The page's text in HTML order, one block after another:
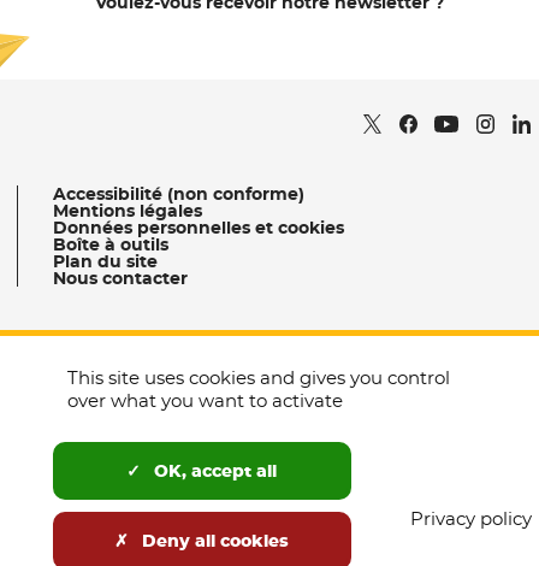
Retrouvez nous sur
- Nouvelle fenêtre
Retrouvez
- Nouvelle
Retrouvez
- -
Accessibilité (non conforme)
Mentions légales
Données personnelles et cookies
Boîte à outils
Plan du site
Nous contacter
Agence Ad’ Occ- Nouvelle fenêtre
Occitanie Culture
Tous nos sites
laregion.fr
This site uses cookies and gives you control
over what you want to activate
OK, accept all
Deny all cookies
Privacy policy